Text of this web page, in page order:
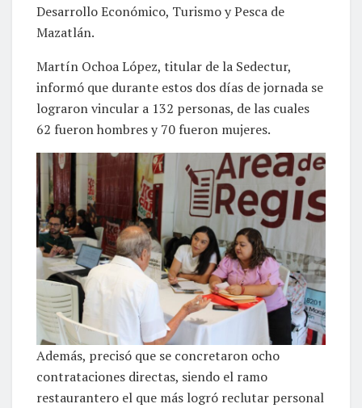
Desarrollo Económico, Turismo y Pesca de
Mazatlán.
Martín Ochoa López, titular de la Sedectur,
informó que durante estos dos días de jornada se
lograron vincular a 132 personas, de las cuales
62 fueron hombres y 70 fueron mujeres.
Además, precisó que se concretaron ocho
contrataciones directas, siendo el ramo
restaurantero el que más logró reclutar personal